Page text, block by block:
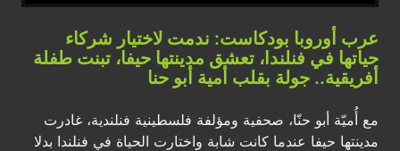
عرب أوروبا بودكاست: ندمت لاختيار شركاء
حياتها في فنلندا، تعشق مدينتها حيفا، تبنت طفلة
أفريقية.. جولة بقلب أمية أبو حنا
مع أُميّة أبو حنّا، صحفية ومؤلفة فلسطينية فنلندية، غادرت
مدينتها حيفا عندما كانت شابة واختارت الحياة في فنلندا بدلا